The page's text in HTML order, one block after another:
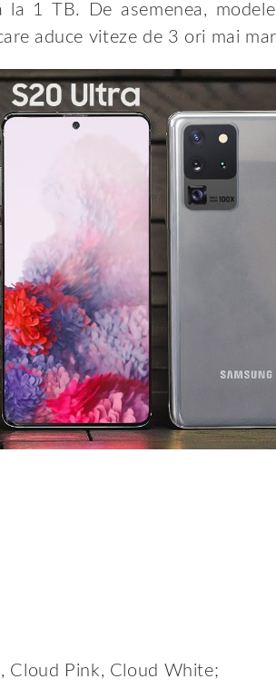
1 TB. De asemenea,
aduce viteze de 3 ori mai
Cloud Pink, Cloud White;